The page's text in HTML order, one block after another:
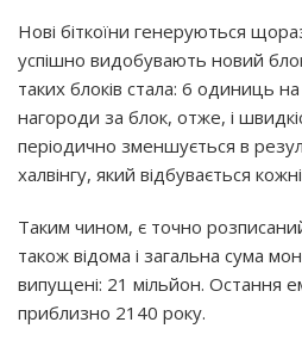
Нові біткоїни генеруються
успішно видобувають новий
таких блоків стала: 6 одиниць на
нагороди за блок, отже, і
періодично зменшується в
халвінгу, який відбувається
Таким чином, є точно розписаний
також відома і загальна сума
випущені: 21 мільйон. Остання
приблизно 2140 року.